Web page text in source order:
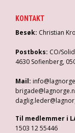
KONTAKT
Besøk: Christian
Postboks: CO/
4630 Sofienberg,
Mail:
Til medlemmer i
1503 12 55446